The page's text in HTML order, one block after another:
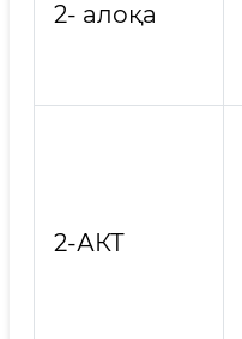
2- алоқа
2-АКТ